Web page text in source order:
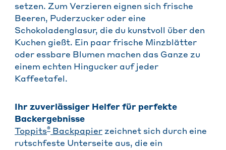
setzen. Zum Verzieren eignen sich frische
Beeren, Puderzucker oder eine
Schokoladenglasur, die du kunstvoll über den
Kuchen gießt. Ein paar frische Minzblätter
oder essbare Blumen machen das Ganze zu
einem echten Hingucker auf jeder
Kaffeetafel.
Ihr zuverlässiger Helfer für perfekte
Backergebnisse
Toppits® Backpapier zeichnet sich durch eine
rutschfeste Unterseite aus, die ein